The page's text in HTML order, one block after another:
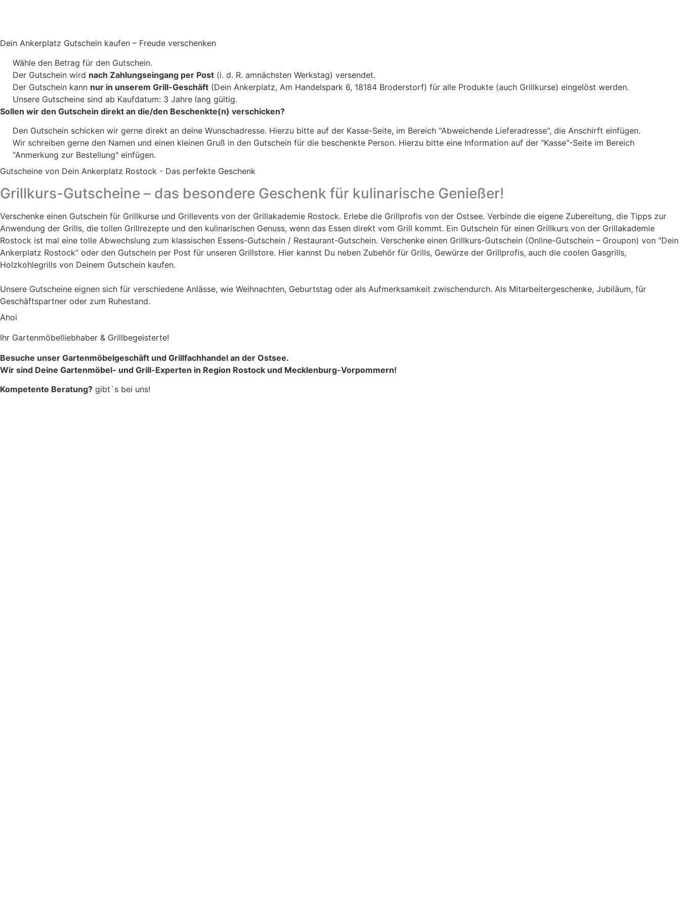
Dein Ankerplatz Gutschein kaufen – Freude verschenken
Wähle den Betrag für den Gutschein.
Der Gutschein wird nach Zahlungseingang per Post (i. d. R. amnächsten Werkstag) versendet.
Der Gutschein kann nur in unserem Grill-Geschäft (Dein Ankerplatz, Am Handelspark 6, 18184 Broderstorf) für alle Produkte (auch Grillkurse) eingelöst werden.
Unsere Gutscheine sind ab Kaufdatum: 3 Jahre lang gültig.
Sollen wir den Gutschein direkt an die/den Beschenkte(n) verschicken?
Den Gutschein schicken wir gerne direkt an deine Wunschadresse. Hierzu bitte auf der Kasse-Seite, im Bereich "Abweichende Lieferadresse", die Anschirft einfügen.
Wir schreiben gerne den Namen und einen kleinen Gruß in den Gutschein für die beschenkte Person. Hierzu bitte eine Information auf der "Kasse"-Seite im Bereich
"Anmerkung zur Bestellung" einfügen.
Gutscheine von Dein Ankerplatz Rostock - Das perfekte Geschenk
Grillkurs-Gutscheine – das besondere Geschenk für kulinarische Genießer!
Verschenke einen Gutschein für Grillkurse und Grillevents von der Grillakademie Rostock. Erlebe die Grillprofis von der Ostsee. Verbinde die eigene Zubereitung, die Tipps zur
Anwendung der Grills, die tollen Grillrezepte und den kulinarischen Genuss, wenn das Essen direkt vom Grill kommt. Ein Gutschein für einen Grillkurs von der Grillakademie
Rostock ist mal eine tolle Abwechslung zum klassischen Essens-Gutschein / Restaurant-Gutschein. Verschenke einen Grillkurs-Gutschein (Online-Gutschein – Groupon) von “Dein
Ankerplatz Rostock” oder den Gutschein per Post für unseren Grillstore. Hier kannst Du neben Zubehör für Grills, Gewürze der Grillprofis, auch die coolen Gasgrills,
Holzkohlegrills von Deinem Gutschein kaufen.
Unsere Gutscheine eignen sich für verschiedene Anlässe, wie Weihnachten, Geburtstag oder als Aufmerksamkeit zwischendurch. Als Mitarbeitergeschenke, Jubiläum, für
Geschäftspartner oder zum Ruhestand.
Ahoi
Ihr Gartenmöbelliebhaber & Grillbegeisterte!
Besuche unser Gartenmöbelgeschäft und Grillfachhandel an der Ostsee.
Wir sind Deine Gartenmöbel- und Grill-Experten in Region Rostock und Mecklenburg-Vorpommern!
Kompetente Beratung? gibt`s bei uns!